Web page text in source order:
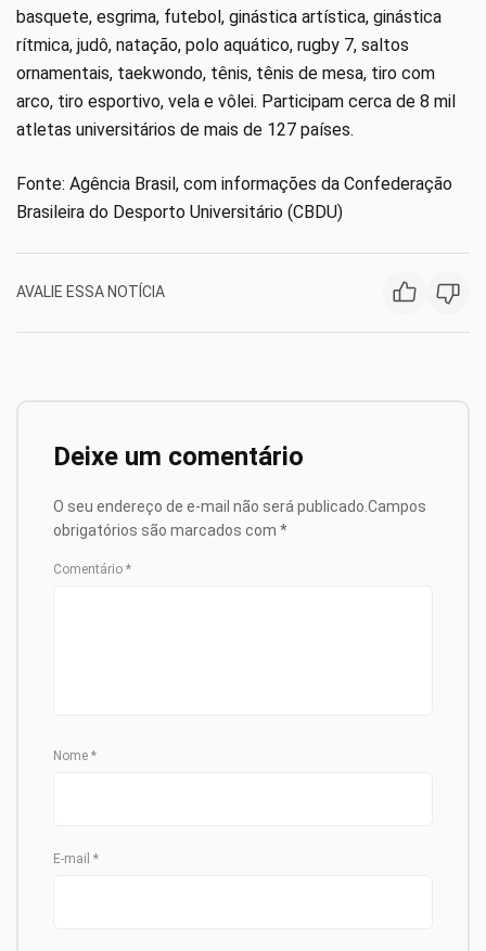
basquete, esgrima, futebol, ginástica artística, ginástica
rítmica, judô, natação, polo aquático, rugby 7, saltos
ornamentais, taekwondo, tênis, tênis de mesa, tiro com
arco, tiro esportivo, vela e vôlei. Participam cerca de 8 mil
atletas universitários de mais de 127 países.
Fonte: Agência Brasil, com informações da Confederação
Brasileira do Desporto Universitário (CBDU)
AVALIE ESSA NOTÍCIA
Deixe um comentário
O seu endereço de e-mail não será publicado. Campos
obrigatórios são marcados com *
Comentário *
Nome *
E-mail *